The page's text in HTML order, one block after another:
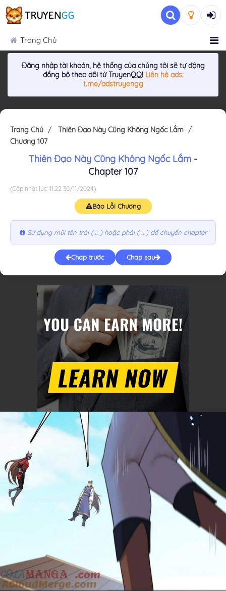
Trang Chủ
Đăng nhập tài khoản, hệ thống của chúng tôi sẽ tự động
đồng bộ theo dõi từ TruyenQQ! Liên hệ ads:
t.me/adstruyengg
Trang Chủ
Thiên Đạo Này Cũng Không Ngốc Lắm
Chương 107
Thiên Đạo Này Cũng Không Ngốc Lắm -
Chapter 107
(Cập nhật lúc: 11:22 30/11/2024)
Báo Lỗi Chương
Sử dụng mũi tên trái (←) hoặc phải (→) để chuyển chapter
Chap trước Chap sau